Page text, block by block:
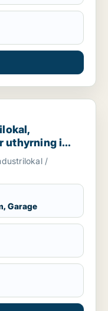
eller garage för
uthyrning i
eller
/
Garage